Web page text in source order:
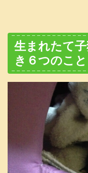
生まれたて
き６つのこと